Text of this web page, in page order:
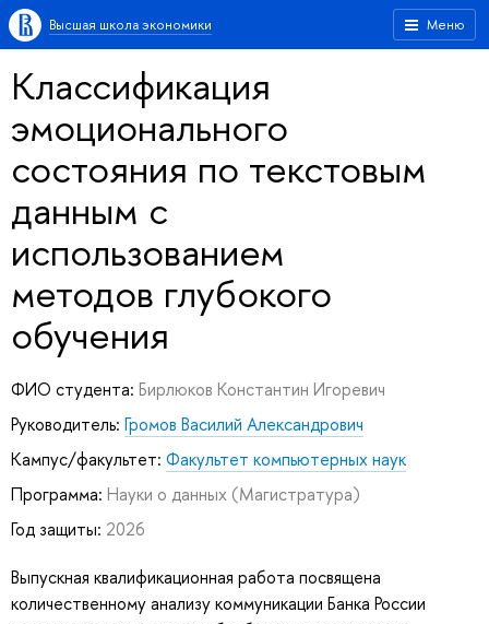
Меню
Высшая школа экономики
Классификация
эмоционального
состояния по текстовым
данным с
использованием
методов глубокого
обучения
ФИО студента: Бирлюков Константин Игоревич
Руководитель: Громов Василий Александрович
Кампус/факультет: Факультет компьютерных наук
Программа: Науки о данных (Магистратура)
Год защиты: 2026
Выпускная квалификационная работа посвящена
количественному анализу коммуникации Банка России